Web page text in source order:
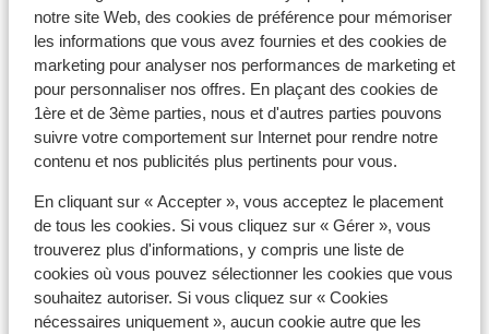
notre site Web, des cookies de préférence pour mémoriser
les informations que vous avez fournies et des cookies de
marketing pour analyser nos performances de marketing et
pour personnaliser nos offres. En plaçant des cookies de
1ère et de 3ème parties, nous et d'autres parties pouvons
suivre votre comportement sur Internet pour rendre notre
contenu et nos publicités plus pertinents pour vous.
En cliquant sur « Accepter », vous acceptez le placement
de tous les cookies. Si vous cliquez sur « Gérer », vous
trouverez plus d'informations, y compris une liste de
cookies où vous pouvez sélectionner les cookies que vous
souhaitez autoriser. Si vous cliquez sur « Cookies
nécessaires uniquement », aucun cookie autre que les
mètres
Distance jusqu'aux remontées mécaniques
environ 100 mètres
Distance aux magasins les plus proches environ 50
mètres
Distance à la supérette la plus proche environ 50
mètres
Sur une route principale
Forfait, cours et matériel de ski
Forfait remontées mécaniques